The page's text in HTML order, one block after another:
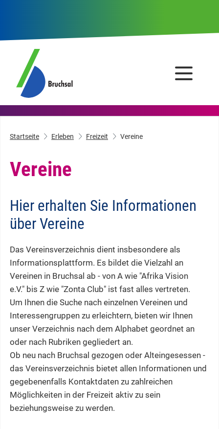
Startseite Erleben Freizeit Vereine
Vereine
Hier erhalten Sie Informationen
über Vereine
Das Vereinsverzeichnis dient insbesondere als
Informationsplattform. Es bildet die Vielzahl an
Vereinen in Bruchsal ab - von A wie "Afrika Vision
e.V." bis Z wie "Zonta Club" ist fast alles vertreten.
Um Ihnen die Suche nach einzelnen Vereinen und
Interessengruppen zu erleichtern, bieten wir Ihnen
unser Verzeichnis nach dem Alphabet geordnet an
oder nach Rubriken gegliedert an.
Ob neu nach Bruchsal gezogen oder Alteingesessen -
das Vereinsverzeichnis bietet allen Informationen und
gegebenenfalls Kontaktdaten zu zahlreichen
Möglichkeiten in der Freizeit aktiv zu sein
beziehungsweise zu werden.